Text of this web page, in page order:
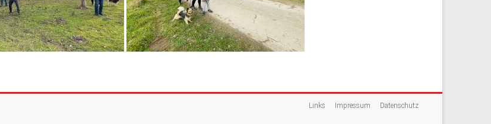
Links Impressum Datenschutz